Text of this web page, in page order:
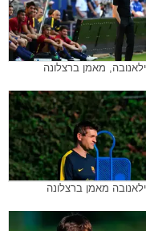
מאמן ברצלונה
מאמן ברצלונה